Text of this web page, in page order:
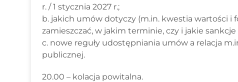
r. / 1 stycznia 2027 r.;
b. jakich umów dotyczy (m.in. kwestia wartości
zamieszczać, w jakim terminie, czy i jakie sankcje
c. nowe reguły udostępniania umów a relacja
publicznej.
20.00 – kolacja powitalna.